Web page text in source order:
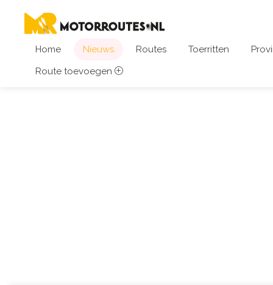
Home Nieuws Routes Toerritten
Route toevoegen